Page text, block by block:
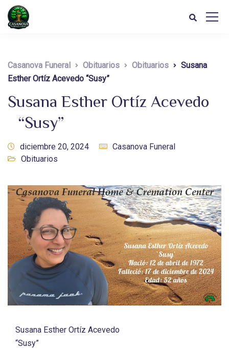
Casanova Funeral Obituarios Obituarios
Susana
Esther Ortíz Acevedo “Susy”
Susana Esther Ortíz Acevedo
“Susy”
diciembre 20, 2024
Casanova Funeral
Obituarios
Susana Esther Ortíz Acevedo
“Susy”